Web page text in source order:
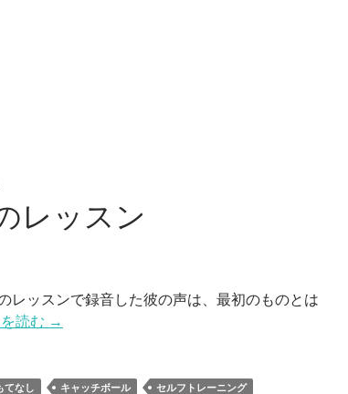
レッスン
レッスンで録音した彼の声は、最初のものとは
読む →
てなし キャッチボール
セルフトレーニング